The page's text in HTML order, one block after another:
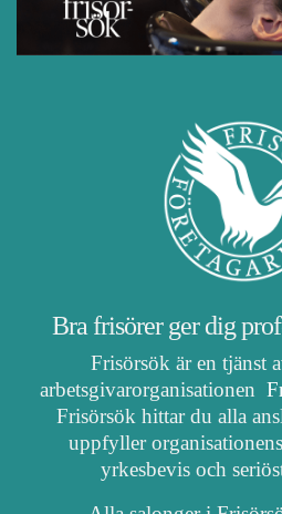
Bra frisörer ger dig
Frisörsök är en tjänst
arbetsgivarorganisationen
Frisörsök hittar du alla
uppfyller
yrkesbevis och